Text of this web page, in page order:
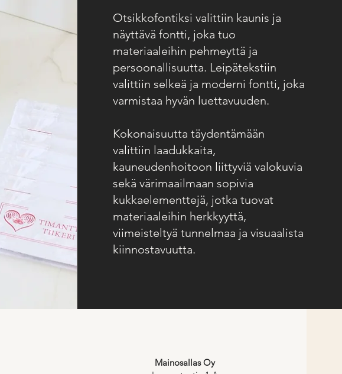
Otsikkofontiksi valittiin kaunis ja
näyttävä fontti, joka tuo
materiaaleihin pehmeyttä ja
persoonallisuutta. Leipätekstiin
valittiin selkeä ja moderni fontti, joka
varmistaa hyvän luettavuuden.
Kokonaisuutta täydentämään
valittiin laadukkaita,
kauneudenhoitoon liittyviä valokuvia
sekä värimaailmaan sopivia
kukkaelementtejä, jotka tuovat
materiaaleihin herkkyyttä,
viimeisteltyä tunnelmaa ja visuaalista
kiinnostavuutta.
Mainosallas Oy